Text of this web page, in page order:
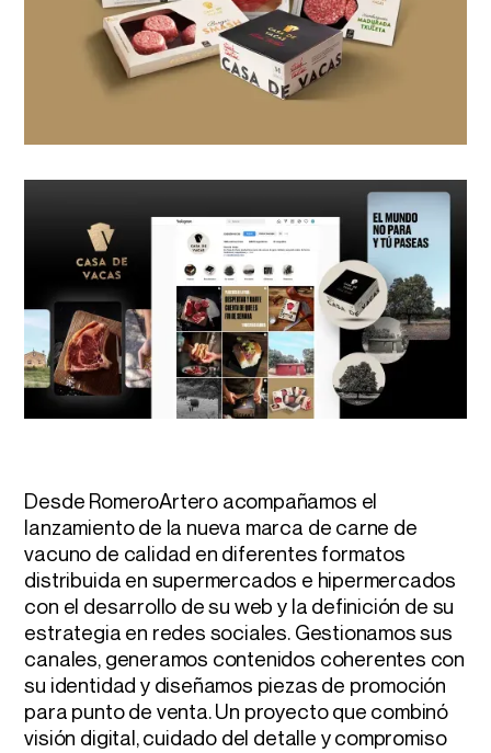
Desde RomeroArtero acompañamos el
lanzamiento de la nueva marca de carne de
vacuno de calidad en diferentes formatos
distribuida en supermercados e hipermercados
con el desarrollo de su web y la definición de su
estrategia en redes sociales. Gestionamos sus
canales, generamos contenidos coherentes con
su identidad y diseñamos piezas de promoción
para punto de venta. Un proyecto que combinó
visión digital, cuidado del detalle y compromiso